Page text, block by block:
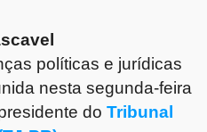
políticas e jurídicas
nesta segunda-feira
doTribunal